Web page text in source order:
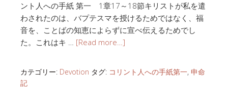
ント人への手紙 第一 1章17～18節キリストが私を遣
わされたのは、バプテスマを授けるためではなく、福
音を、ことばの知恵によらずに宣べ伝えるためでし
た。これはキ … [Read more…]
カテゴリー: Devotion タグ: コリント人への手紙第一, 申命
記